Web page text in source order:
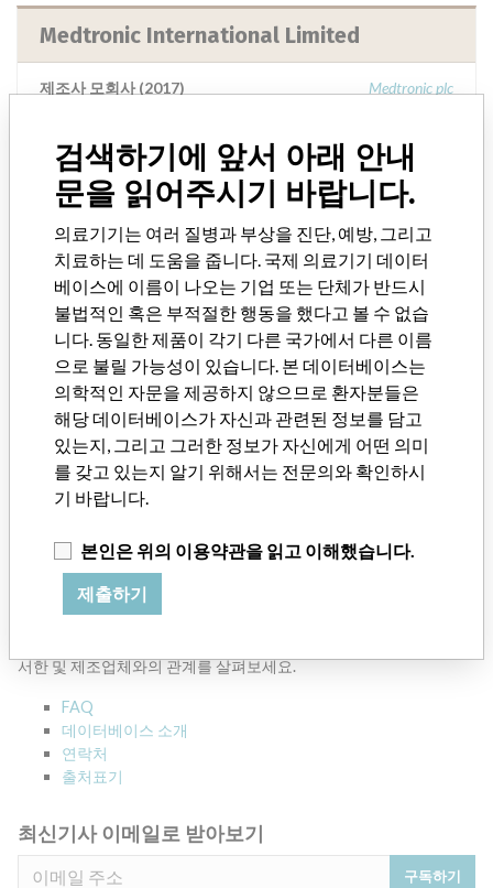
Medtronic International Limited
제조사 모회사 (2017) Medtronic plc
제조사 의견
“If our surveillance systems identify a potential performance issue,
our personnel promptly evaluate the problem, including, when
appropriate, conducting root cause investigations and internal
testing to assess whether the product continues to meet
specifications and defined performance criteria,” Medtronic told
ICIJ in a statement. “In some cases, based on this evaluation,
Medtronic may determine that a recall is necessary.” The company
said that it communicates with healthcare providers and/or
patients and provide recommendations to address such issues.
Medtronic noted that these communications can include letters,
emails, calls, press releases, physician notifications and social media
postings, as well as informing the FDA and other regulators of the
actions.
Source
데이터베이스 소개
서한 및 제조업체와의 관계를 살펴보세요.
FAQ
데이터베이스 소개
연락처
출처표기
최신기사 이메일로 받아보기
구독하기
검색하기에 앞서 아래 안내
문을 읽어주시기 바랍니다.
의료기기는 여러 질병과 부상을 진단, 예방, 그리고
치료하는 데 도움을 줍니다. 국제 의료기기 데이터
베이스에 이름이 나오는 기업 또는 단체가 반드시
불법적인 혹은 부적절한 행동을 했다고 볼 수 없습
니다. 동일한 제품이 각기 다른 국가에서 다른 이름
으로 불릴 가능성이 있습니다. 본 데이터베이스는
의학적인 자문을 제공하지 않으므로 환자분들은
해당 데이터베이스가 자신과 관련된 정보를 담고
있는지, 그리고 그러한 정보가 자신에게 어떤 의미
를 갖고 있는지 알기 위해서는 전문의와 확인하시
기 바랍니다.
본인은 위의 이용약관을 읽고 이해했습니다.
제출하기